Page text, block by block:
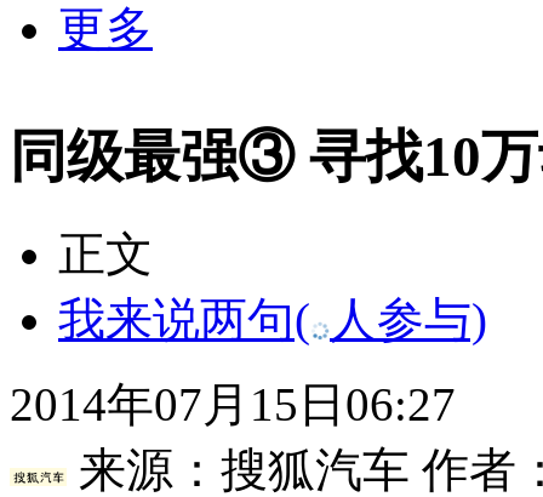
更多
同级最强③ 寻找10
正文
我来说两句( 人参与)
2014年07月15日06:27
来源： 搜狐汽车 作者